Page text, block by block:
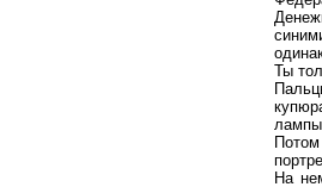
Ты
На